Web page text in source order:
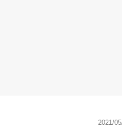
2021/